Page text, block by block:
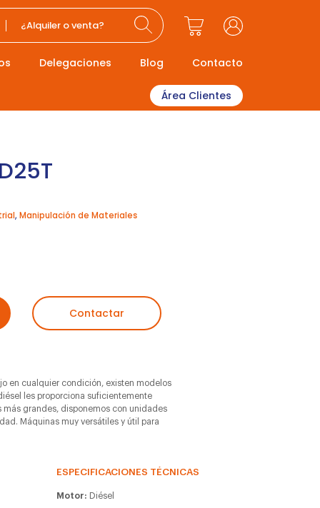
¿Alquiler o venta?
Delegaciones Blog Contacto
Área Clientes
,Manipulación de Materiales
Contactar
en cualquier condición, existen modelos
les proporciona suficientemente
más grandes, disponemos con unidades
Máquinas muy versátiles y útil para
ESPECIFICACIONES TÉCNICAS
Motor: Diésel